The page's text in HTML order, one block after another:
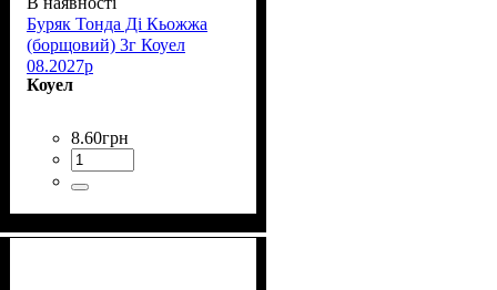
Буряк Тонда Ді Кьожжа
(борщовий) 3г Коуел
08.2027р
Коуел
8.60грн